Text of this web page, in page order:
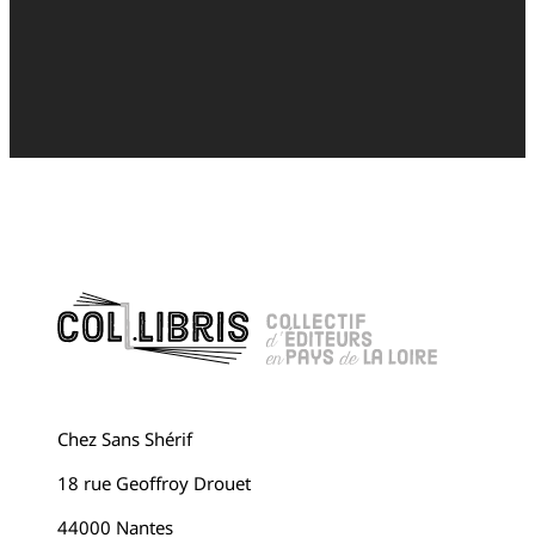
Chez Sans Shérif
18 rue Geoffroy Drouet
44000 Nantes